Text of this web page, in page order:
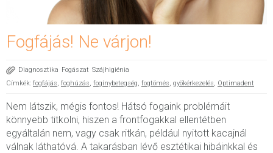
Fogfájás! Ne várjon!
Diagnosztika Fogászat Szájhigiénia
Címkék: fogfájás, foghúzás, fogínybetegség, fogtömés, gyökérkezelés, Optimadent
Nem látszik, mégis fontos! Hátsó fogaink problémáit
könnyebb titkolni, hiszen a frontfogakkal ellentétben
egyáltalán nem, vagy csak ritkán, például nyitott kacajnál
válnak láthatóvá. A takarásban lévő esztétikai hibáinkkal és